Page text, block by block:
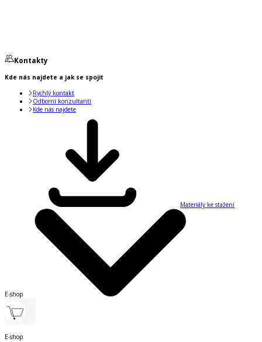
Kontakty
Kde nás najdete a jak se spojit
Rychlý kontakt
Odborní konzultanti
Kde nás najdete
Materiály ke stažení
E-shop
E-shop